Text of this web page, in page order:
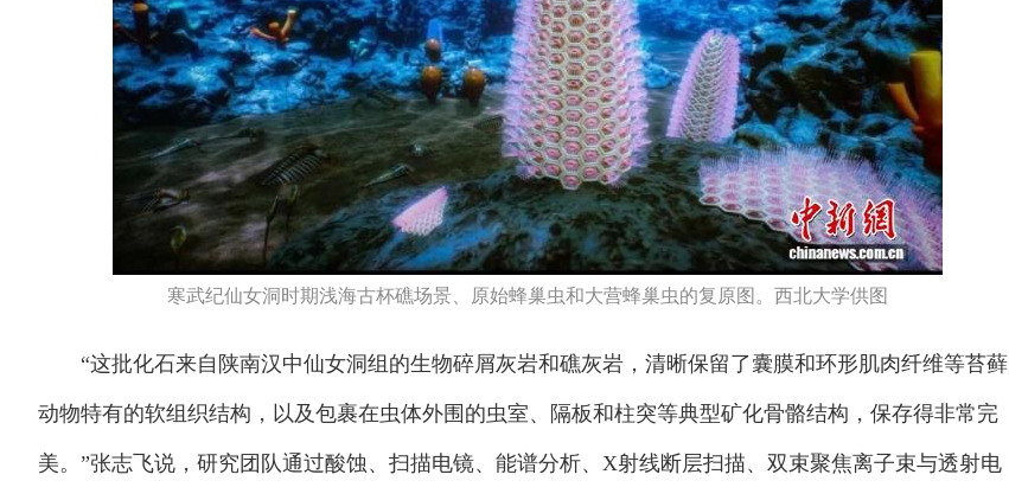
寒武纪仙女洞时期浅海古杯礁场景、原始蜂巢虫和大营蜂巢虫的复原图。西北大学供图
“这批化石来自陕南汉中仙女洞组的生物碎屑灰岩和礁灰岩，清晰保留了囊膜和环形肌肉纤维等苔藓
动物特有的软组织结构，以及包裹在虫体外围的虫室、隔板和柱突等典型矿化骨骼结构，保存得非常完
美。”张志飞说，研究团队通过酸蚀、扫描电镜、能谱分析、X射线断层扫描、双束聚焦离子束与透射电